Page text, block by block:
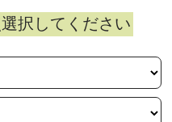
択してください